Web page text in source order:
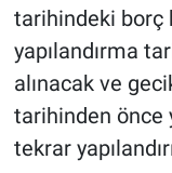
tarihindeki borç
yapılandırma
alınacak ve
tarihinden önce
tekrar